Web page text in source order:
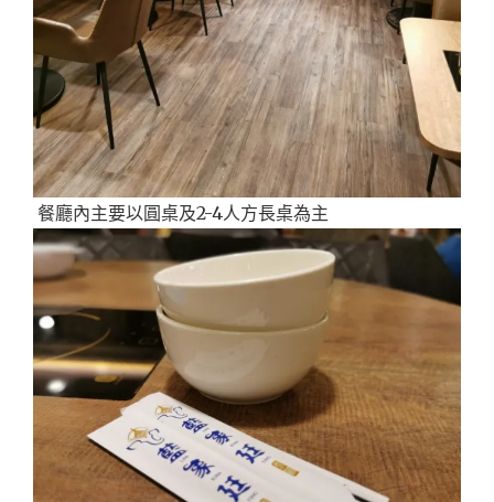
餐廳內主要以圓桌及2-4人方長桌為主